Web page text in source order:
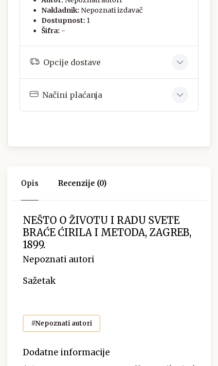
Nakladnik: Nepoznati izdavač
Dostupnost: 1
Šifra: -
Opcije dostave
Načini plaćanja
Opis Recenzije (0)
NEŠTO O ŽIVOTU I RADU SVETE
BRAĆE ĆIRILA I METODA, ZAGREB,
1899.
Nepoznati autori
Sažetak
#Nepoznati autori
Dodatne informacije